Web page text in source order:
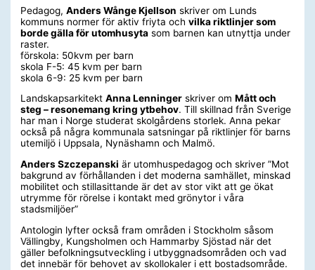
Pedagog,Anders Wånge Kjellson skriver om Lunds
kommuns normer för aktiv friyta ochvilka riktlinjer som
borde gälla för utomhusyta som barnen kan utnyttja under
raster.
förskola: 50kvm per barn
skola F-5: 45 kvm per barn
skola 6-9: 25 kvm per barn
LandskapsarkitektAnna Lenninger skriver omMått och
steg – resonemang kring ytbehov. Till skillnad från Sverige
har man i Norge studerat skolgårdens storlek. Anna pekar
också på några kommunala satsningar på riktlinjer för barns
utemiljö i Uppsala, Nynäshamn och Malmö.
Anders Szczepanski är utomhuspedagog och skriver ”Mot
bakgrund av förhållanden i det moderna samhället, minskad
mobilitet och stillasittande är det av stor vikt att ge ökat
utrymme för rörelse i kontakt med grönytor i våra
stadsmiljöer”
Antologin lyfter också fram områden i Stockholm såsom
Vällingby, Kungsholmen och Hammarby Sjöstad när det
gäller befolkningsutveckling i utbyggnadsområden och vad
det innebär för behovet av skollokaler i ett bostadsområde.